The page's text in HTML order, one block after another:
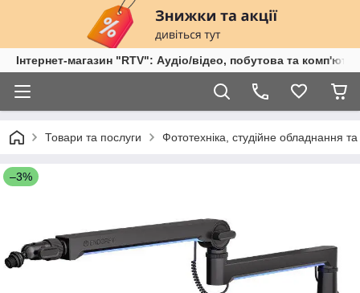
Інтернет-магазин "RTV": Аудіо/відео, побутова та
Товари та послуги Фототехніка, студійне обладнання
–3%